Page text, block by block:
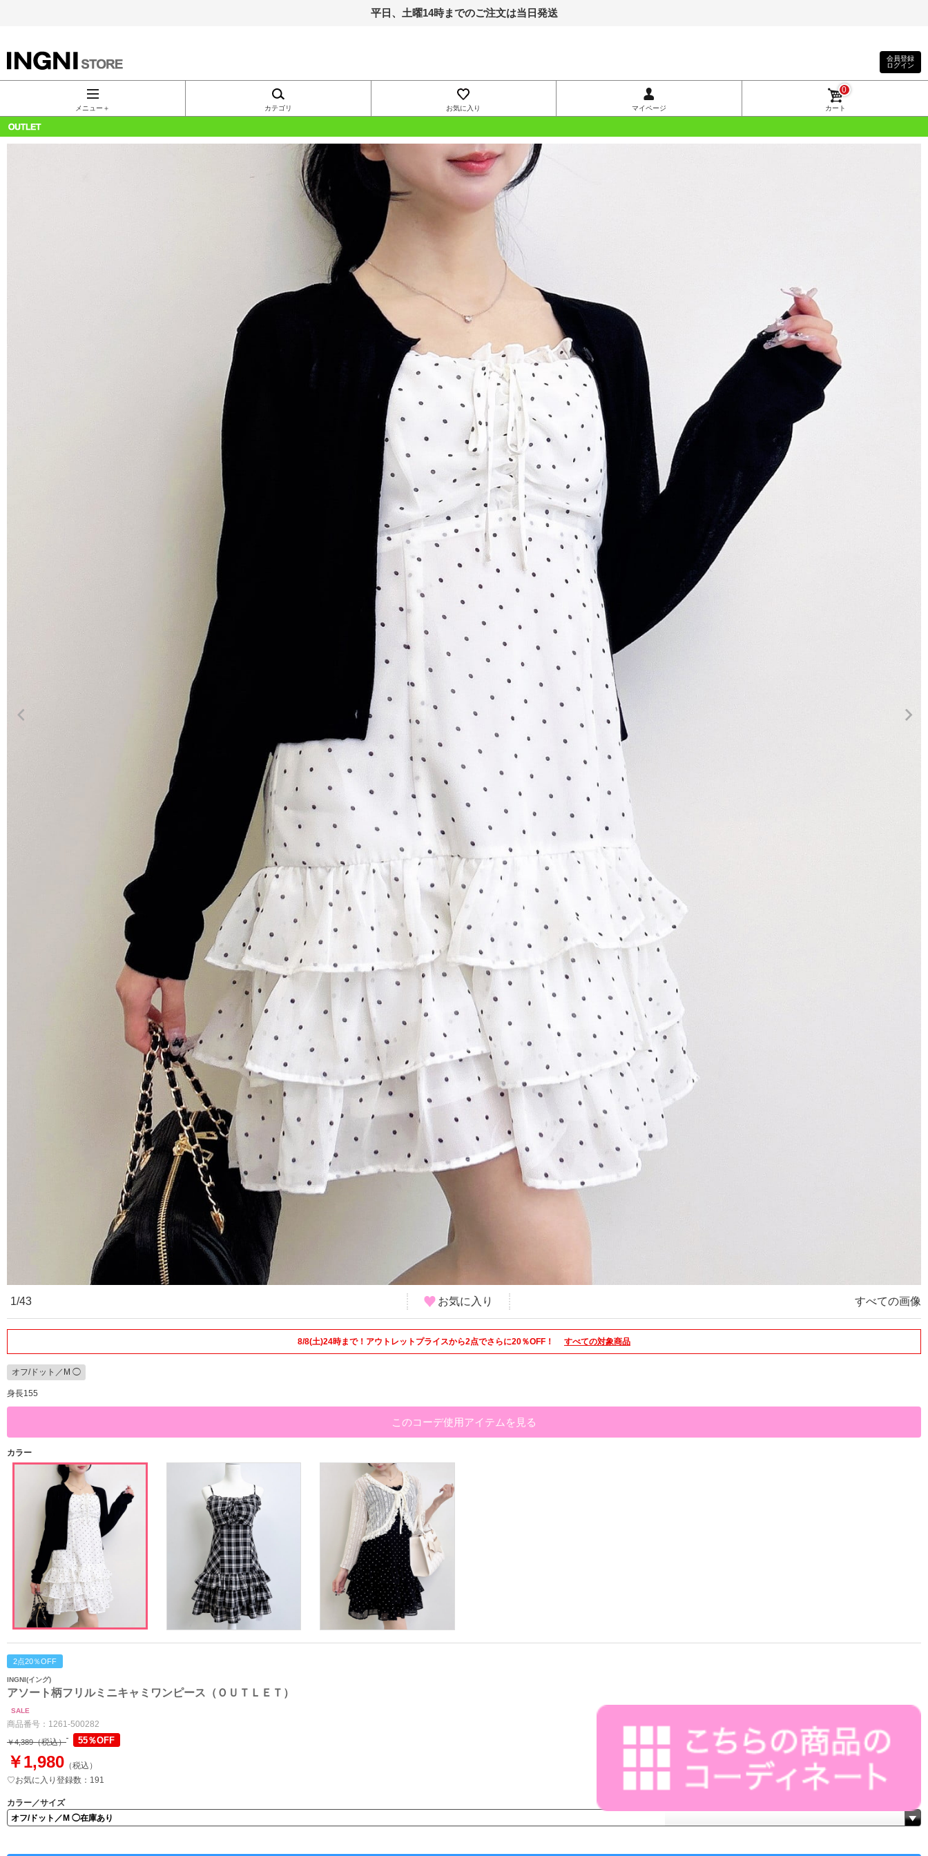
平日、土曜14時までのご注文は当日発送
INGNI（イン
グ）公式通
販｜INGNI
会員登録
ログイン
メニュー＋ カテゴリ お気に入り マイページ カート
0
OUTLET
1/43 お気に入り すべての画像
8/8(土)24時まで！アウトレットプライスから2点でさらに20％OFF！ すべての対象商品
オフ/ドット／M ◯
身長155
このコーデ使用アイテムを見る
カラー
2点20％OFF
INGNI(イング)
アソート柄フリルミニキャミワンピース（ＯＵＴＬＥＴ）
SALE
商品番号： 1261-500282
￥4,389（税込） 55％OFF
￥1,980 （税込）
♡お気に入り登録数：191
カラー／サイズ